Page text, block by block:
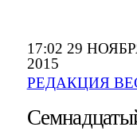
17:02 29
2015
РЕДАКЦИЯ